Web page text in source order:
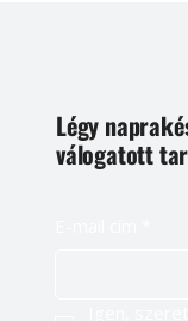
Légy
válogatott